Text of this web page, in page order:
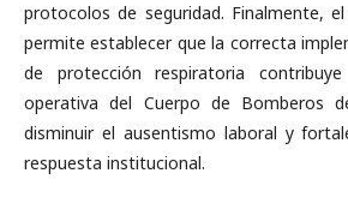
protocolos de seguridad. Finalmente,
permite establecer que la correcta
de protección respiratoria
operativa del Cuerpo de Bomberos
disminuir el ausentismo laboral y
respuesta institucional.